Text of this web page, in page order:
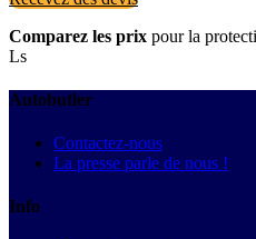
Comparez les prix pour la
Ls
Autobutler
Contactez-nous
La presse parle de nous !
Info